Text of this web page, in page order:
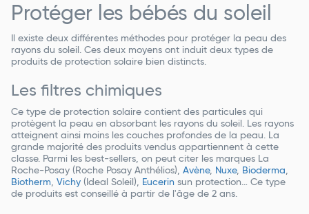
Protéger les bébés du soleil
Il existe deux différentes méthodes pour protéger la peau des
rayons du soleil. Ces deux moyens ont induit deux types de
produits de protection solaire bien distincts.
Les filtres chimiques
Ce type de protection solaire contient des particules qui
protègent la peau en absorbant les rayons du soleil. Les rayons
atteignent ainsi moins les couches profondes de la peau. La
grande majorité des produits vendus appartiennent à cette
classe. Parmi les best-sellers, on peut citer les marques La
Roche-Posay (Roche Posay Anthélios), Avène, Nuxe, Bioderma,
Biotherm, Vichy (Ideal Soleil), Eucerin sun protection… Ce type
de produits est conseillé à partir de l'âge de 2 ans.